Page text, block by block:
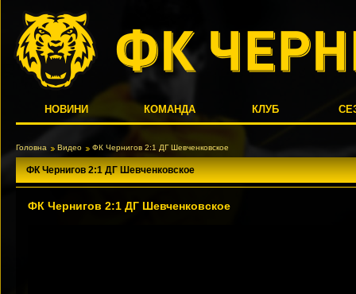
НОВИНИ КОМАНДА КЛУБ
Головна Видео ФК Чернигов 2:1 ДГ Шевченковское
ФК Чернигов 2:1 ДГ Шевченковское
ФК Чернигов 2:1 ДГ Шевченковское